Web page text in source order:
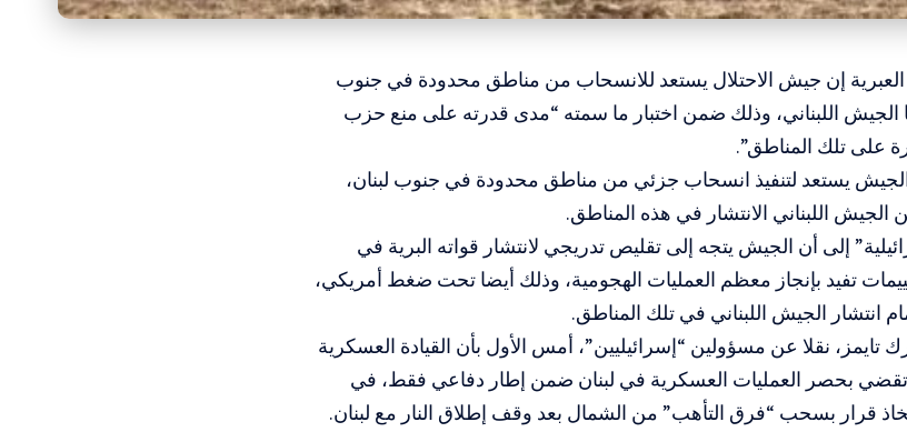
العبرية إن جيش الاحتلال يستعد للانسحاب من مناطق محدودة في جنوب
الجيش اللبناني، وذلك ضمن اختبار ما سمته “مدى قدرته على منع حزب
على تلك المناطق”.
يستعد لتنفيذ انسحاب جزئي من مناطق محدودة في جنوب لبنان،
اللبناني الانتشار في هذه المناطق.
إلى أن الجيش يتجه إلى تقليص تدريجي لانتشار قواته البرية في
تفيد بإنجاز معظم العمليات الهجومية، وذلك أيضا تحت ضغط أمريكي،
انتشار الجيش اللبناني في تلك المناطق.
تايمز، نقلا عن مسؤولين “إسرائيليين”، أمس الأول بأن القيادة العسكرية
بحصر العمليات العسكرية في لبنان ضمن إطار دفاعي فقط، في
قرار بسحب “فرق التأهب” من الشمال بعد وقف إطلاق النار مع لبنان.